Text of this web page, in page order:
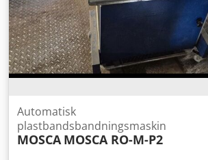
Automatisk
plastbandsbandningsmaskin
MOSCA MOSCA RO-M-P2